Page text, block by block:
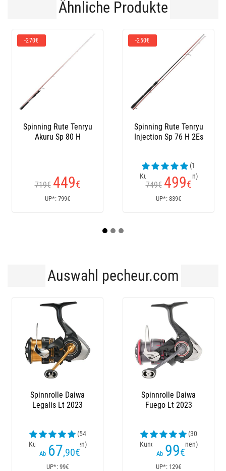
Ähnliche Produkte
Spinning Rute Tenryu
Akuru Sp 80 H
719€ 449€
UP*: 799€
Spinning Rute Tenryu
Injection Sp 76 H 2Es
(1
Kundenrezensionen)
749€ 499€
UP*: 839€
Auswahl pecheur.com
Spinnrolle Daiwa
Legalis Lt 2023
(54
Kundenrezensionen)
67 ,90€
UP*: 99€
Spinnrolle Daiwa
Fuego Lt 2023
(30
Kundenrezensionen)
99 €
UP*: 129€